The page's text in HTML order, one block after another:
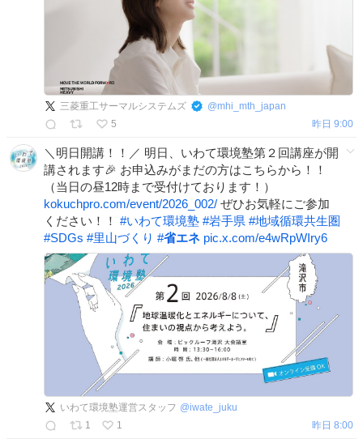
三菱重工サーマルシステムズ @mhi_mth_japan
5
昨日 9:00
＼明日開講！！／ 明日、いわて環境塾第２回講座が開
講されます🎉 お申込みがまだの方はこちらから！！
（当日の昼12時まで受付けております！）
kokuchpro.com/event/2026_002/ ぜひお気軽にご参加
ください！！ #いわて環境塾 #岩手県 #地域循環共生圏
#SDGs #里山づくり #省エネ pic.x.com/e4wRpWIry6
いわて環境塾運営スタッフ @iwate_juku
1
1 昨日 8:00